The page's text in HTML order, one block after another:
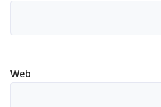
Web